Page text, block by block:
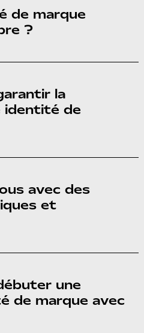
de marque
?
la
identité de
avec des
et
une
de marque avec